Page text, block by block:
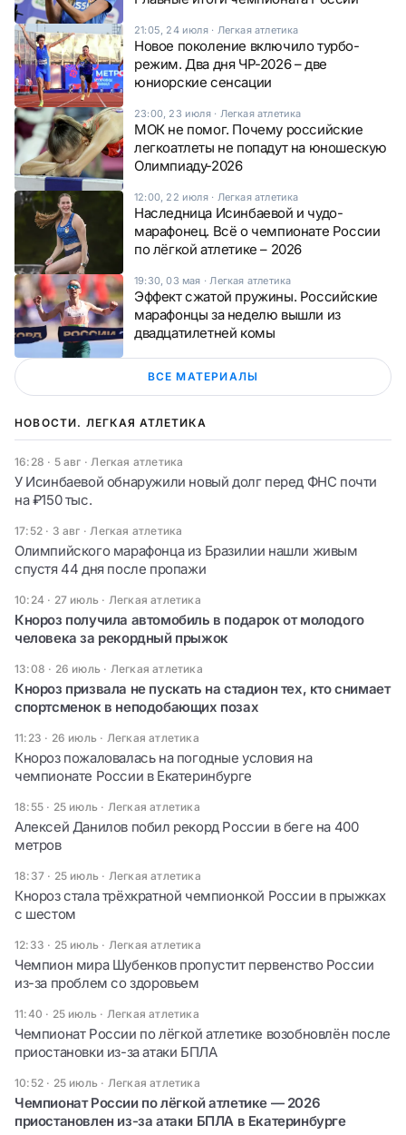
21:05, 24 июля· Легкая атлетика
Новое поколение включило турбо-
режим. Два дня ЧР-2026 – две
юниорские сенсации
23:00, 23 июля· Легкая атлетика
МОК не помог. Почему российские
легкоатлеты не попадут на юношескую
Олимпиаду-2026
12:00, 22 июля· Легкая атлетика
Наследница Исинбаевой и чудо-
марафонец. Всё о чемпионате России
по лёгкой атлетике – 2026
19:30, 03 мая ·Легкая атлетика
Эффект сжатой пружины. Российские
марафонцы за неделю вышли из
двадцатилетней комы
ВСЕ МАТЕРИАЛЫ
НОВОСТИ. ЛЕГКАЯ АТЛЕТИКА
16:28 · 5 авг ·Легкая атлетика
У Исинбаевой обнаружили новый долг перед ФНС почти
на ₽150 тыс.
17:52 · 3 авг ·Легкая атлетика
Олимпийского марафонца из Бразилии нашли живым
спустя 44 дня после пропажи
10:24 · 27 июль · Легкая атлетика
Кнороз получила автомобиль в подарок от молодого
человека за рекордный прыжок
13:08 · 26 июль · Легкая атлетика
Кнороз призвала не пускать на стадион тех, кто снимает
спортсменок в неподобающих позах
11:23 · 26 июль · Легкая атлетика
Кнороз пожаловалась на погодные условия на
чемпионате России в Екатеринбурге
18:55 · 25 июль · Легкая атлетика
Алексей Данилов побил рекорд России в беге на 400
метров
18:37 · 25 июль · Легкая атлетика
Кнороз стала трёхкратной чемпионкой России в прыжках
с шестом
12:33 · 25 июль · Легкая атлетика
Чемпион мира Шубенков пропустит первенство России
из-за проблем со здоровьем
11:40 · 25 июль · Легкая атлетика
Чемпионат России по лёгкой атлетике возобновлён после
приостановки из-за атаки БПЛА
10:52 · 25 июль · Легкая атлетика
Чемпионат России по лёгкой атлетике — 2026
приостановлен из-за атаки БПЛА в Екатеринбурге